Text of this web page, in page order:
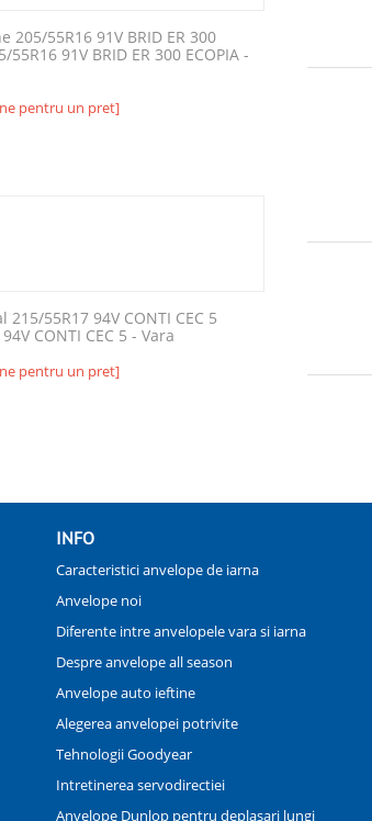
205/55R16 91V BRID ER 300
55R16 91V BRID ER 300 ECOPIA -
pentru un pret]
215/55R17 94V CONTI CEC 5
CONTI CEC 5 - Vara
pentru un pret]
INFO
Caracteristici anvelope de iarna
Anvelope noi
Diferente intre anvelopele vara si iarna
Despre anvelope all season
Anvelope auto ieftine
Alegerea anvelopei potrivite
Tehnologii Goodyear
Intretinerea servodirectiei
Anvelope Dunlop pentru deplasari lungi